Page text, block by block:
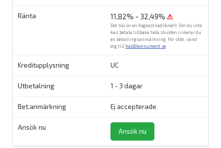
11,82% - 32,49% ⚠
Det här är en högkostnadskredit. Om du inte
kan betala tillbaka hela skulden riskerar du
en betalningsanmärkning. För stöd, vänd
dig till hallåkonsument.se
UC
1 - 3 dagar
Ej accepterade
Ansök nu